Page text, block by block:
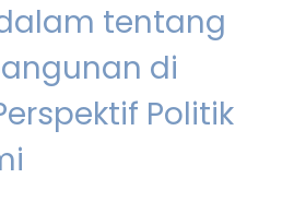
tentang
di
Politik